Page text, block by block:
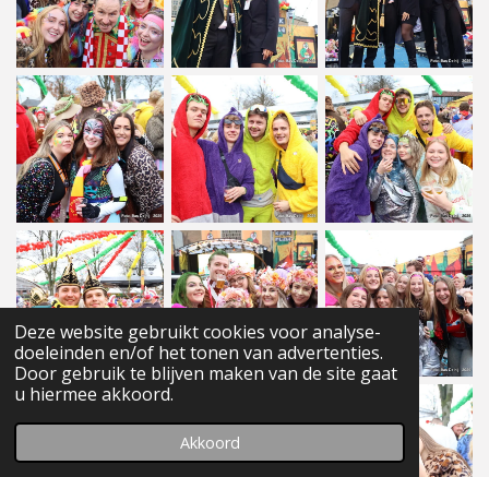
Deze website gebruikt cookies voor analyse-
doeleinden en/of het tonen van advertenties.
Door gebruik te blijven maken van de site gaat
u hiermee akkoord.
Akkoord